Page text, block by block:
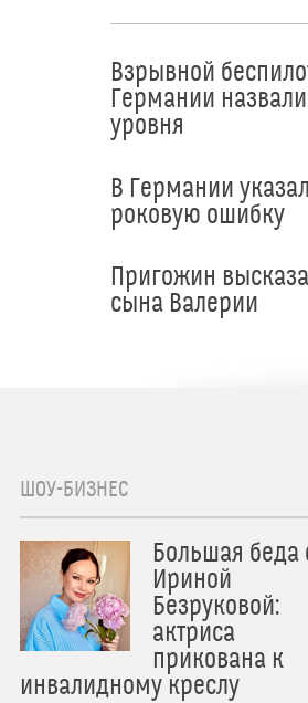
Взрывной
Германии
уровня
В Германии
роковую ошибку
Пригожин
сына Валерии
ШОУ-БИЗНЕС
Большая беда
Ириной
Безруковой:
актриса
прикована к
инвалидному креслу